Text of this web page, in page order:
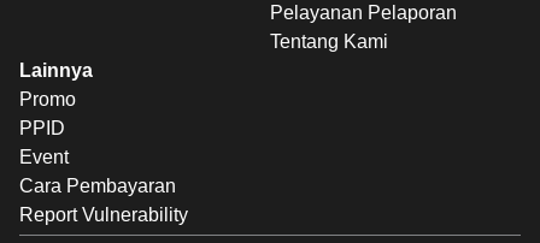
Pelayanan Pelaporan
Tentang Kami
Lainnya
Promo
PPID
Event
Cara Pembayaran
Report Vulnerability